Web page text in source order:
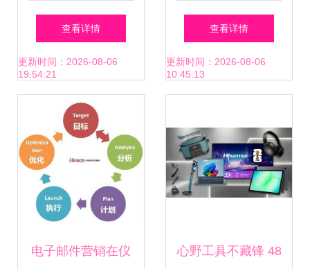
力 构建专属产品库
与管理策略
查看详情
更新时间：2026-08-06
19:54:21
工厂 科技与创新的
融合之旅
查看详情
更新时间：2026-08-06
10:45:13
电子邮件营销在仪 心野工具不藏锋 48